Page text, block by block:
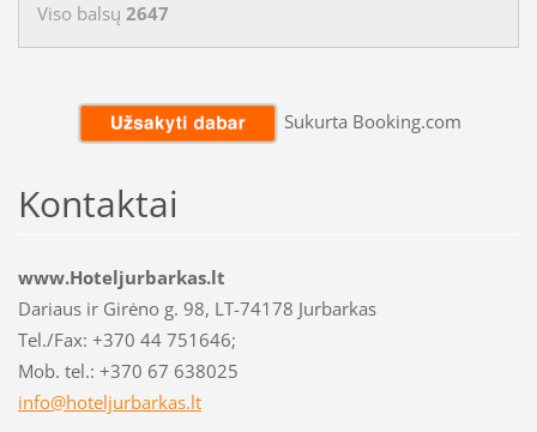
Viso balsų 2647
Sukurta Booking.com
Kontaktai
www.Hoteljurbarkas.lt
Dariaus ir Girėno g. 98, LT-74178 Jurbarkas
Tel./Fax: +370 44 751646;
Mob. tel.: +370 67 638025
info@hoteljurbarkas.lt